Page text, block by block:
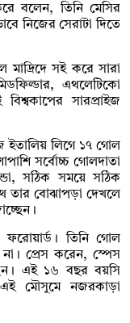
বলেন, তিনি মেসির
নিজের সেরাটা দিতে
মাদ্রিদে সই করে সারা
এথলেটিকো
সারপ্রাইজ
ইতালিয় লিগে ১৭ গোল
সর্বোচ্চ গোলদাতা
সঠিক সময়ে সঠিক
তার বোঝাপড়া দেখলে
তিনি গোল
প্রেস করেন, স্পেস
এই ১৬ বছর বয়সি
এই মৌসুমে নজরকাড়া